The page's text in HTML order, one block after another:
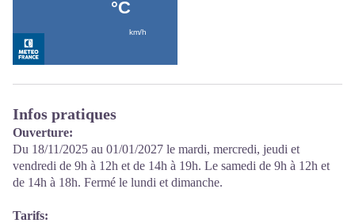
Infos pratiques
Ouverture:
Du 18/11/2025 au 01/01/2027 le mardi, mercredi, jeudi et
vendredi de 9h à 12h et de 14h à 19h. Le samedi de 9h à 12h et
de 14h à 18h. Fermé le lundi et dimanche.
Tarifs: